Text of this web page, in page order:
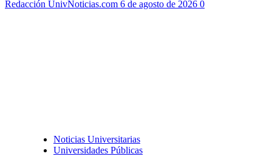
Redacción UnivNoticias.com 6 de agosto de 2026 0
Noticias Universitarias
Universidades Públicas